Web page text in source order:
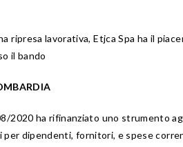
ripresa lavorativa, Etjca Spa ha il
il bando
2020 ha rifinanziato uno strumento
per dipendenti, fornitori, e spese